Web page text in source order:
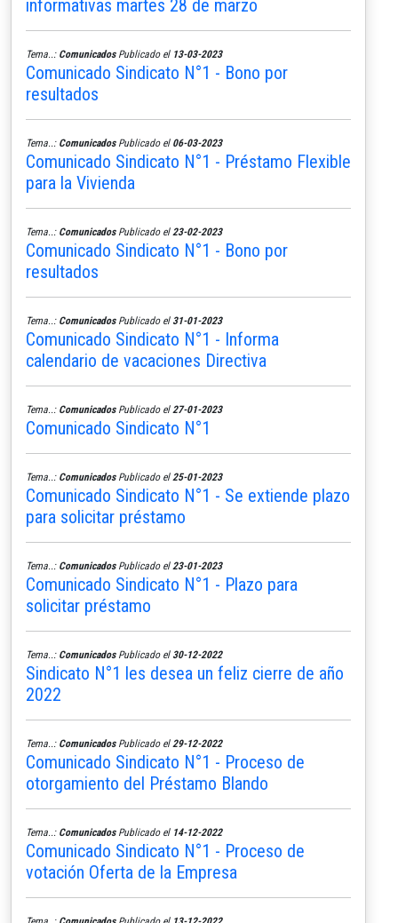
informativas martes 28 de marzo
Tema..: ComunicadosPublicado el 13-03-2023
Comunicado Sindicato N°1 - Bono por
resultados
Tema..: ComunicadosPublicado el 06-03-2023
Comunicado Sindicato N°1 - Préstamo Flexible
para la Vivienda
Tema..: ComunicadosPublicado el 23-02-2023
Comunicado Sindicato N°1 - Bono por
resultados
Tema..: ComunicadosPublicado el 31-01-2023
Comunicado Sindicato N°1 - Informa
calendario de vacaciones Directiva
Tema..: ComunicadosPublicado el 27-01-2023
Comunicado Sindicato N°1
Tema..: ComunicadosPublicado el 25-01-2023
Comunicado Sindicato N°1 - Se extiende plazo
para solicitar préstamo
Tema..: ComunicadosPublicado el 23-01-2023
Comunicado Sindicato N°1 - Plazo para
solicitar préstamo
Tema..: ComunicadosPublicado el 30-12-2022
Sindicato N°1 les desea un feliz cierre de año
2022
Tema..: ComunicadosPublicado el 29-12-2022
Comunicado Sindicato N°1 - Proceso de
otorgamiento del Préstamo Blando
Tema..: ComunicadosPublicado el 14-12-2022
Comunicado Sindicato N°1 - Proceso de
votación Oferta de la Empresa